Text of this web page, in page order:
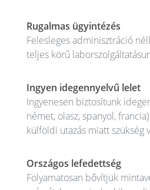
Rugalmas ügyintézés
Felesleges adminisztráció
teljes körű
Ingyen idegennyelvű lelet
Ingyenesen biztosítunk
német, olasz, spanyol,
külföldi utazás miatt szükség
Országos lefedettség
Folyamatosan bővítjük